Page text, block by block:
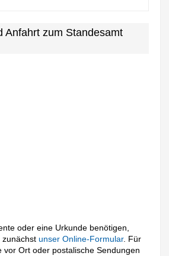
Anfahrt zum Standesamt
oder eine Urkunde benötigen,
zunächstunser Online-Formular. Für
vor Ort oder postalische Sendungen